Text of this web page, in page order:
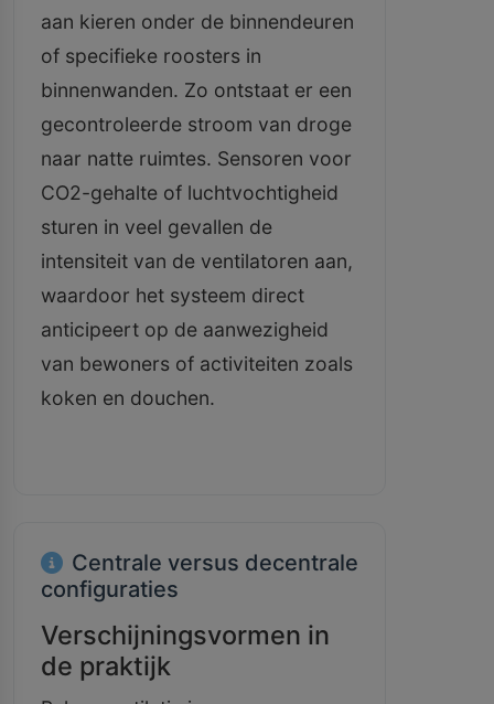
aan kieren onder de binnendeuren
of specifieke roosters in
binnenwanden. Zo ontstaat er een
gecontroleerde stroom van droge
naar natte ruimtes. Sensoren voor
CO2-gehalte of luchtvochtigheid
sturen in veel gevallen de
intensiteit van de ventilatoren aan,
waardoor het systeem direct
anticipeert op de aanwezigheid
van bewoners of activiteiten zoals
koken en douchen.
Centrale versus decentrale
configuraties
Verschijningsvormen in
de praktijk